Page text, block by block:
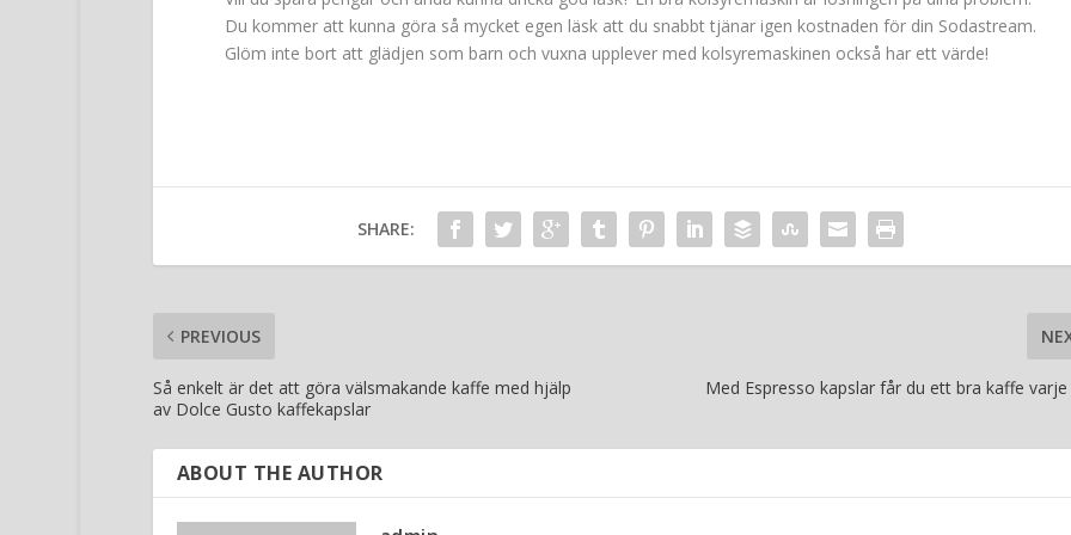
Du kommer att kunna göra så mycket egen läsk att du snabbt tjänar igen kostnaden för din Sodastream.
Glöm inte bort att glädjen som barn och vuxna upplever med kolsyremaskinen också har ett värde!
SHARE:
PREVIOUS
Så enkelt är det att göra välsmakande kaffe med hjälp
av Dolce Gusto kaffekapslar
Med Espresso kapslar får du ett bra kaffe varje
ABOUT THE AUTHOR